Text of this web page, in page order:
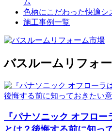
ム
色柄にこだわった快適シ
施工事例一覧
バスルームリフォ
『パナソニック オフロ